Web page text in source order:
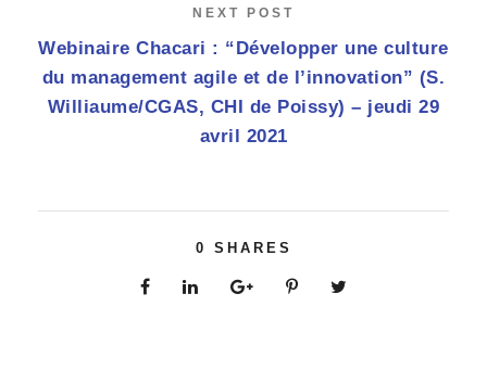
NEXT POST
Webinaire Chacari : “Développer une culture
du management agile et de l’innovation” (S.
Williaume/CGAS, CHI de Poissy) – jeudi 29
avril 2021
0 SHARES